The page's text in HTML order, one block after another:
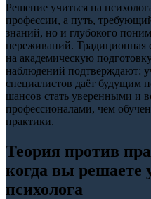
Решение учиться на
профессии, а путь,
знаний, но и глубокого
переживаний. Традиционная
на академическую
наблюдений подтверждают:
специалистов даёт будущим
шансов стать уверенными и
профессионалами, чем
практики.
Теория против
когда вы решаете
психолога